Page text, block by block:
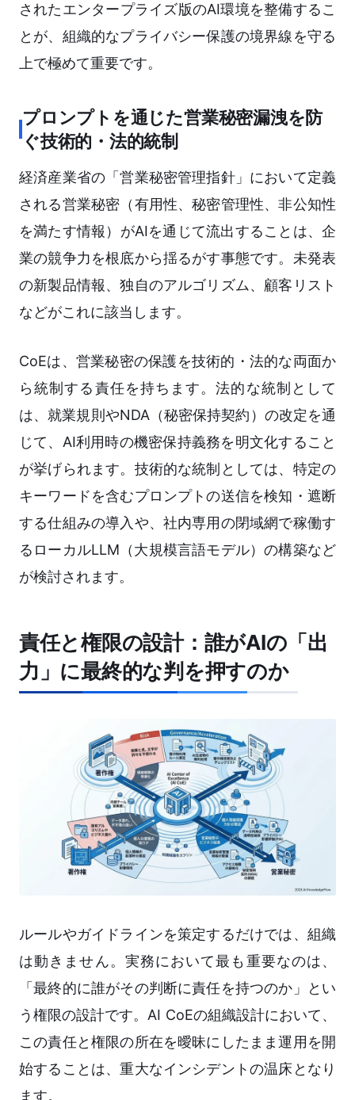
されたエンタープライズ版のAI環境を整備するこ
とが、組織的なプライバシー保護の境界線を守る
上で極めて重要です。
プロンプトを通じた営業秘密漏洩を防
ぐ技術的・法的統制
経済産業省の「営業秘密管理指針」において定義
される営業秘密（有用性、秘密管理性、非公知性
を満たす情報）がAIを通じて流出することは、企
業の競争力を根底から揺るがす事態です。未発表
の新製品情報、独自のアルゴリズム、顧客リスト
などがこれに該当します。
CoEは、営業秘密の保護を技術的・法的な両面か
ら統制する責任を持ちます。法的な統制として
は、就業規則やNDA（秘密保持契約）の改定を通
じて、AI利用時の機密保持義務を明文化すること
が挙げられます。技術的な統制としては、特定の
キーワードを含むプロンプトの送信を検知・遮断
する仕組みの導入や、社内専用の閉域網で稼働す
るローカルLLM（大規模言語モデル）の構築など
が検討されます。
責任と権限の設計：誰がAIの「出
力」に最終的な判を押すのか
ルールやガイドラインを策定するだけでは、組織
は動きません。実務において最も重要なのは、
「最終的に誰がその判断に責任を持つのか」とい
う権限の設計です。AI CoEの組織設計において、
この責任と権限の所在を曖昧にしたまま運用を開
始することは、重大なインシデントの温床となり
ます。